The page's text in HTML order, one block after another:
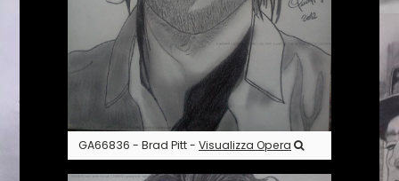
GA66836 - Brad Pitt - Visualizza Opera